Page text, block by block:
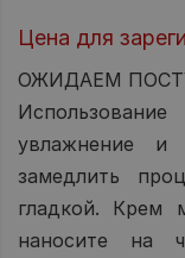
Цена для
ОЖИДАЕМ
увлажнение и
замедлить
гладкой. Крем
наносите на